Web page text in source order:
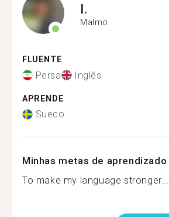
I.
Malmö
FLUENTE
Persa Inglês
APRENDE
Sueco
Minhas metas de aprendizado
To make my language stronger...